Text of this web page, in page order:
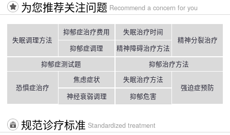
为您推荐关注问题 Recommend a concern for you
失眠调理方法
抑郁症治疗费用
抑郁症调理
失眠治疗时间
精神障碍治疗方法
精神分裂治疗
抑郁症测试题 抑郁治疗方法
恐惧症治疗
焦虑症状
神经衰弱调理
失眠治疗方法
抑郁危害
强迫症预防
规范诊疗标准 Standardized treatment